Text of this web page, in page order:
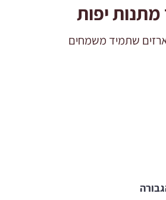
מתנות יפות
שתמיד משמחים